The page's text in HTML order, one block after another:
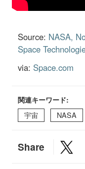
Source: NASA
Space
via: Space.com
関連キーワード:
宇宙
NASA
Share